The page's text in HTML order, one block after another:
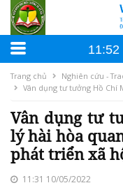
11:52
Trang chủ
Nghiên cứu -
Vân dụng tư tưởng Hồ Chí
Vân dụng tư
lý hài hòa
phát triển xã
11:31 10/05/2022